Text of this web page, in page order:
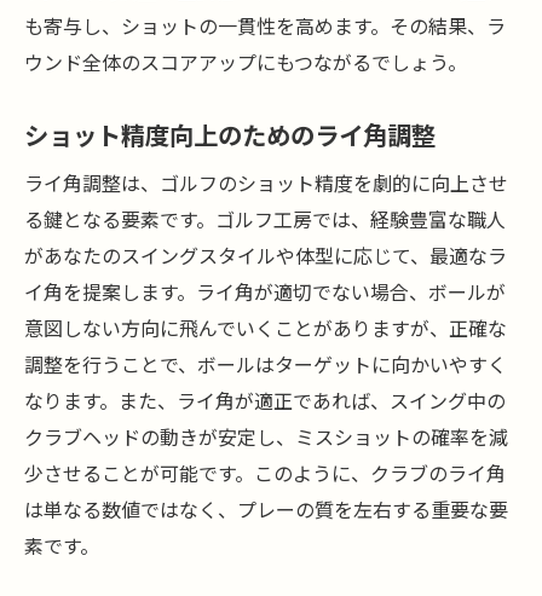
ライ角調整が可能にするショットの改善
工房でのライ角調整のプロセス
化
スイングに合わせたライ角の選び方
ライ角調整のメリットを最大限に活かす
ゴルフ工房のライ角調整でターゲットを捉える
技
ターゲットを捉えるためのライ角調整
精度向上を目指したライ角調整法
ターゲットに向けたライ角の選び方
ショット精度を高めるライ角調整の秘訣
ライ角調整でターゲットを確実に捉える
も寄与し、ショットの一貫性を高めます。その結果、ラ
ウンド全体のスコアアップにもつながるでしょう。
ショット精度向上のためのライ角調整
ライ角調整は、ゴルフのショット精度を劇的に向上させ
る鍵となる要素です。ゴルフ工房では、経験豊富な職人
があなたのスイングスタイルや体型に応じて、最適なラ
イ角を提案します。ライ角が適切でない場合、ボールが
意図しない方向に飛んでいくことがありますが、正確な
調整を行うことで、ボールはターゲットに向かいやすく
なります。また、ライ角が適正であれば、スイング中の
クラブヘッドの動きが安定し、ミスショットの確率を減
少させることが可能です。このように、クラブのライ角
は単なる数値ではなく、プレーの質を左右する重要な要
素です。